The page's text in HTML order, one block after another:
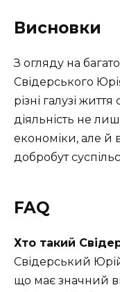
Висновки
З огляду на
Свідерського
різні галузі
діяльність не
економіки, але й
добробут
FAQ
Хто такий
Свідерський
що має значний